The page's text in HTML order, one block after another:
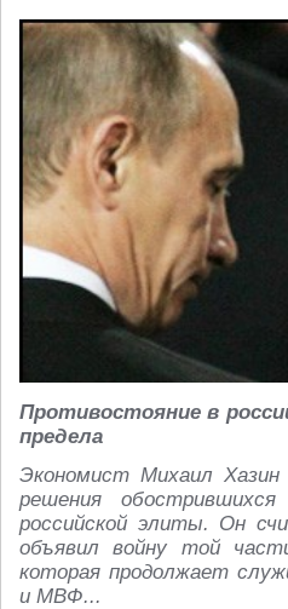
Противостояние в
предела
Экономист Михаил
решения
российской элиты. Он
объявил войну той
которая продолжает
и МВФ...